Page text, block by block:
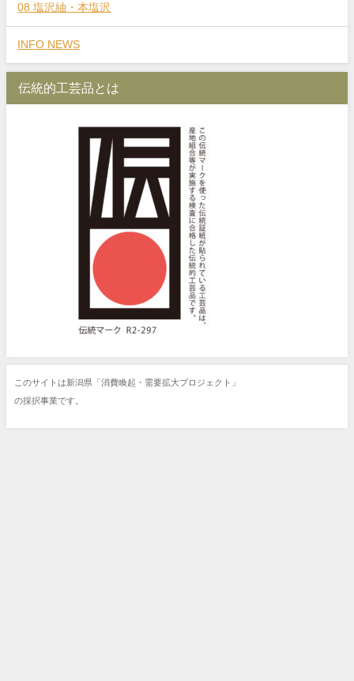
08 塩沢紬・本塩沢
INFO NEWS
伝統的工芸品とは
このサイトは新潟県「消費喚起・需要拡大プロジェクト」
の採択事業です。